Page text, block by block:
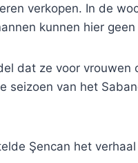
verkopen. In de
kunnen hier
dat ze voor vrouwen
seizoen van het
Şencan het